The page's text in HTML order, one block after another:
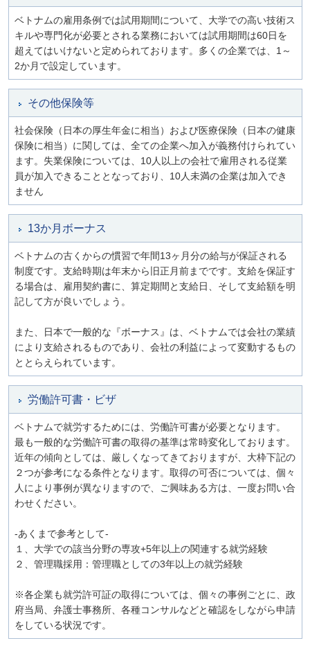
ベトナムの雇用条例では試用期間について、大学での高い技術ス
キルや専門化が必要とされる業務においては試用期間は60日を
超えてはいけないと定められております。多くの企業では、1～
2か月で設定しています。
その他保険等
社会保険（日本の厚生年金に相当）および医療保険（日本の健康
保険に相当）に関しては、全ての企業へ加入が義務付けられてい
ます。失業保険については、10人以上の会社で雇用される従業
員が加入できることとなっており、10人未満の企業は加入でき
ません
13か月ボーナス
ベトナムの古くからの慣習で年間13ヶ月分の給与が保証される
制度です。支給時期は年末から旧正月前までです。支給を保証す
る場合は、雇用契約書に、算定期間と支給日、そして支給額を明
記して方が良いでしょう。
また、日本で一般的な『ボーナス』は、ベトナムでは会社の業績
により支給されるものであり、会社の利益によって変動するもの
ととらえられています。
労働許可書・ビザ
ベトナムで就労するためには、労働許可書が必要となります。
最も一般的な労働許可書の取得の基準は常時変化しております。
近年の傾向としては、厳しくなってきておりますが、大枠下記の
２つが参考になる条件となります。取得の可否については、個々
人により事例が異なりますので、ご興味ある方は、一度お問い合
わせください。
-あくまで参考として-
１、大学での該当分野の専攻+5年以上の関連する就労経験
２、管理職採用：管理職としての3年以上の就労経験
※各企業も就労許可証の取得については、個々の事例ごとに、政
府当局、弁護士事務所、各種コンサルなどと確認をしながら申請
をしている状況です。